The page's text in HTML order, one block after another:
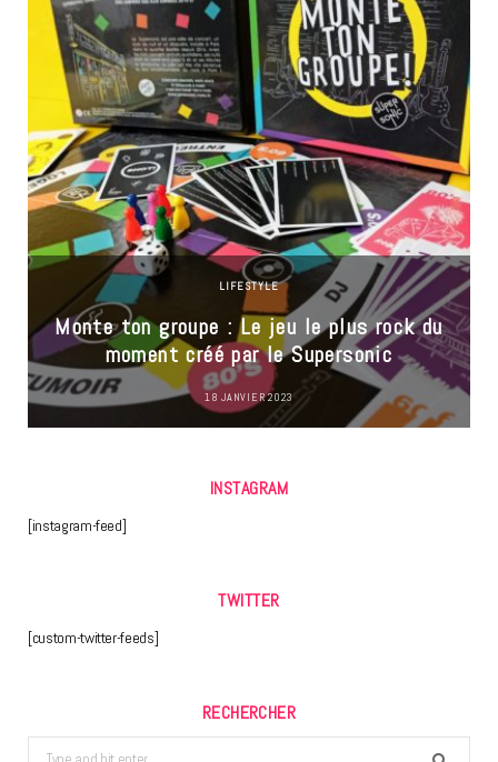
LIFESTYLE
Monte ton groupe : Le jeu le plus rock du
moment créé par le Supersonic
18 JANVIER 2023
INSTAGRAM
[instagram-feed]
TWITTER
[custom-twitter-feeds]
RECHERCHER
Search